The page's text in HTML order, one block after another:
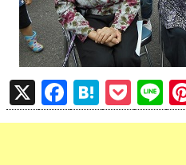
X
F
a
H
at
P
o
Li
n